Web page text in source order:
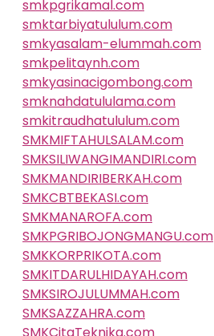
smkpgrikamal.com
smktarbiyatululum.com
smkyasalam-elummah.com
smkpelitaynh.com
smkyasinacigombong.com
smknahdatululama.com
smkitraudhatululum.com
SMKMIFTAHULSALAM.com
SMKSILIWANGIMANDIRI.com
SMKMANDIRIBERKAH.com
SMKCBTBEKASI.com
SMKMANAROFA.com
SMKPGRIBOJONGMANGU.com
SMKKORPRIKOTA.com
SMKITDARULHIDAYAH.com
SMKSIROJULUMMAH.com
SMKSAZZAHRA.com